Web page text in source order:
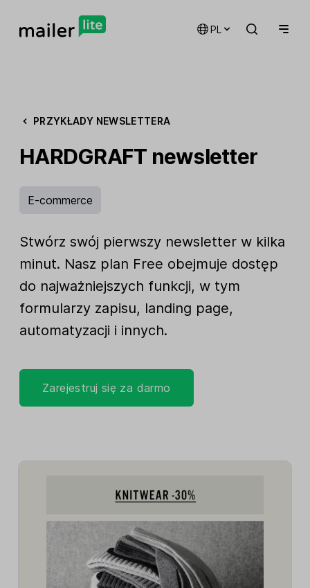
PL
PRZYKŁADY NEWSLETTERA
HARDGRAFT newsletter
E-commerce
Stwórz swój pierwszy newsletter w kilka
minut. Nasz plan Free obejmuje dostęp
do najważniejszych funkcji, w tym
formularzy zapisu, landing page,
automatyzacji i innych.
Zarejestruj się za darmo